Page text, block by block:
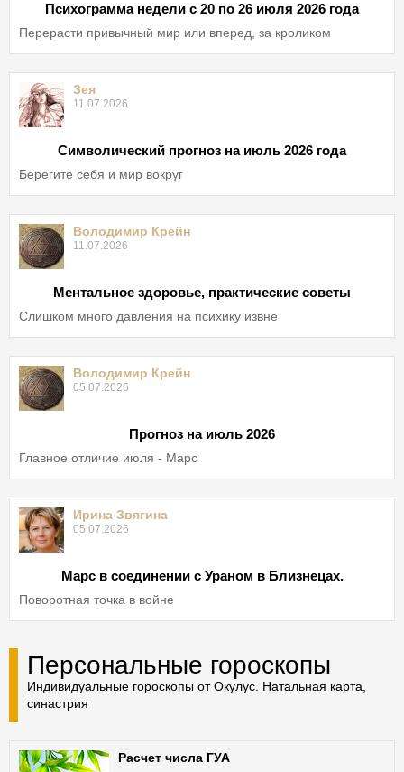
Психограмма недели с 20 по 26 июля 2026 года
Перерасти привычный мир или вперед, за кроликом
Зея
11.07.2026
Символический прогноз на июль 2026 года
Берегите себя и мир вокруг
Володимир Крейн
11.07.2026
Ментальное здоровье, практические советы
Слишком много давления на психику извне
Володимир Крейн
05.07.2026
Прогноз на июль 2026
Главное отличие июля - Марс
Ирина Звягина
05.07.2026
Марс в соединении с Ураном в Близнецах.
Поворотная точка в войне
Персональные гороскопы
Индивидуальные гороскопы от Окулус. Натальная карта,
синастрия
Расчет числа ГУА